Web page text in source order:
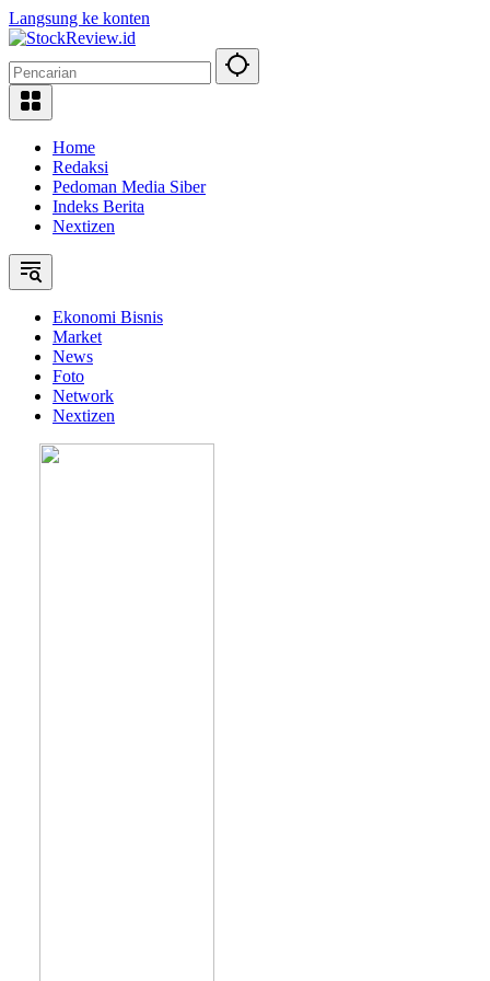
Langsung ke konten
Home
Redaksi
Pedoman Media Siber
Indeks Berita
Nextizen
Ekonomi Bisnis
Market
News
Foto
Network
Nextizen